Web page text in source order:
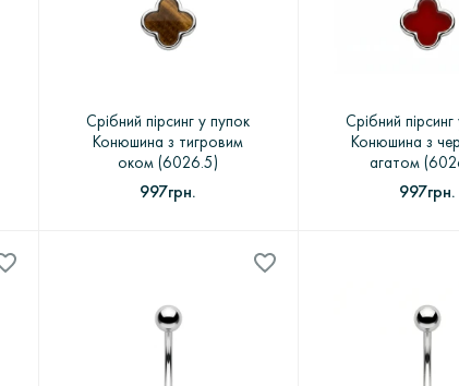
Срібний пірсинг у пупок
Конюшина з тигровим
оком (6026.5)
997грн.
Срібний
Конюшина з
агатом
997грн.